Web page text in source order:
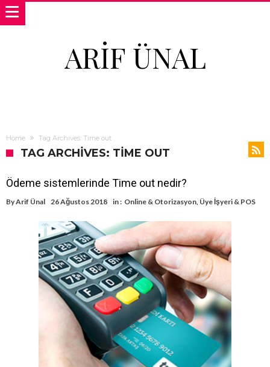
ARIF ÜNAL
Home Tag Archives: Time out
TAG ARCHIVES: TIME OUT
Ödeme sistemlerinde Time out nedir?
ByArif Ünal 26 Ağustos 2018 in : Online & Otorizasyon, Üye İşyeri & POS